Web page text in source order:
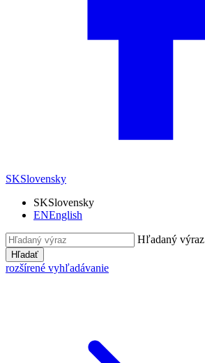
SKSlovensky
SKSlovensky
ENEnglish
Hľadaný výraz
Hľadať
rozšírené vyhľadávanie